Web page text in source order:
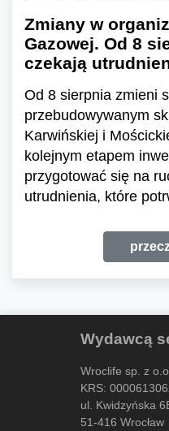
Zmiany w
Gazowej. Od 8
czekają
Od 8 sierpnia zmieni
przebudowywanym
Karwińskiej i
kolejnym etapem
przygotować się na
utrudnienia, które
Wydawcą
Wroclife sp. z o.o.
KRS:
ul. Kwidzyńska
51-416 Wrocław